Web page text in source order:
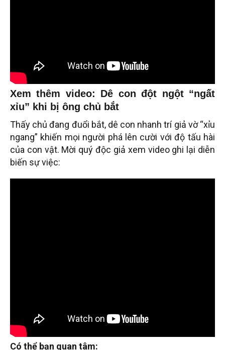
Xem thêm video: Dê con đột ngột “ngất
xỉu” khi bị ông chủ bắt
Thấy chủ đang đuổi bắt, dê con nhanh trí giả vờ “xỉu
ngang” khiến mọi người phá lên cười với độ tấu hài
của con vật. Mời quý độc giả xem video ghi lại diễn
biến sự việc:
Có thể bạn quan tâm: